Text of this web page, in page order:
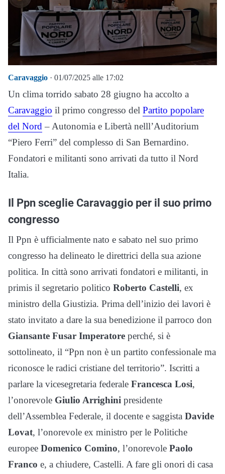
Caravaggio · 01/07/2025 alle 17:02
Un clima torrido sabato 28 giugno ha accolto a
Caravaggio il primo congresso del Partito popolare
del Nord – Autonomia e Libertà nelll’Auditorium
“Piero Ferri” del complesso di San Bernardino.
Fondatori e militanti sono arrivati da tutto il Nord
Italia.
Il Ppn sceglie Caravaggio per il suo primo
congresso
Il Ppn è ufficialmente nato e sabato nel suo primo
congresso ha delineato le direttrici della sua azione
politica. In città sono arrivati fondatori e militanti, in
primis il segretario politico Roberto Castelli, ex
ministro della Giustizia. Prima dell’inizio dei lavori è
stato invitato a dare la sua benedizione il parroco don
Giansante Fusar Imperatore perché, si è
sottolineato, il “Ppn non è un partito confessionale ma
riconosce le radici cristiane del territorio”. Iscritti a
parlare la vicesegretaria federale Francesca Losi,
l’onorevole Giulio Arrighini presidente
dell’Assemblea Federale, il docente e saggista Davide
Lovat, l’onorevole ex ministro per le Politiche
europee Domenico Comino, l’onorevole Paolo
Franco e, a chiudere, Castelli. A fare gli onori di casa